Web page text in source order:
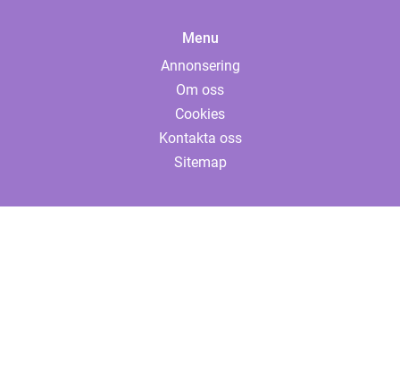
Menu
Annonsering
Om oss
Cookies
Kontakta oss
Sitemap